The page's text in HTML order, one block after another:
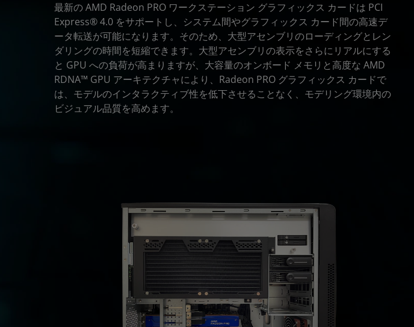
最新の AMD Radeon PRO ワークステーション グラフィックス カードは PCI
Express® 4.0 をサポートし、システム間やグラフィックス カード間の高速デ
ータ転送が可能になります。そのため、大型アセンブリのローディングとレン
ダリングの時間を短縮できます。大型アセンブリの表示をさらにリアルにする
と GPU への負荷が高まりますが、大容量のオンボード メモリと高度な AMD
RDNA™ GPU アーキテクチャにより、Radeon PRO グラフィックス カードで
は、モデルのインタラクティブ性を低下させることなく、モデリング環境内の
ビジュアル品質を高めます。